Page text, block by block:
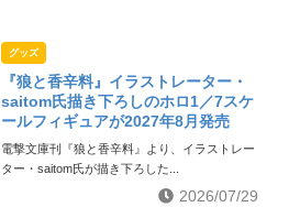
グッズ
『狼と香辛料』イラストレーター・
saitom氏描き下ろしのホロ1／7スケ
ールフィギュアが2027年8月発売
電撃文庫刊『狼と香辛料』より、イラストレー
ター・saitom氏が描き下ろした...
2026/07/29